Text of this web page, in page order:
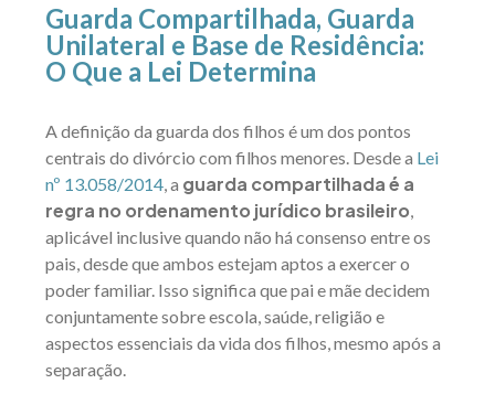
Guarda Compartilhada, Guarda
Unilateral e Base de Residência:
O Que a Lei Determina
A definição da guarda dos filhos é um dos pontos
centrais do divórcio com filhos menores. Desde a Lei
nº 13.058/2014 , a guarda compartilhada é a
regra no ordenamento jurídico brasileiro
aplicável inclusive quando não há consenso entre os
pais, desde que ambos estejam aptos a exercer o
poder familiar. Isso significa que pai e mãe decidem
conjuntamente sobre escola, saúde, religião e
aspectos essenciais da vida dos filhos, mesmo após a
separação.